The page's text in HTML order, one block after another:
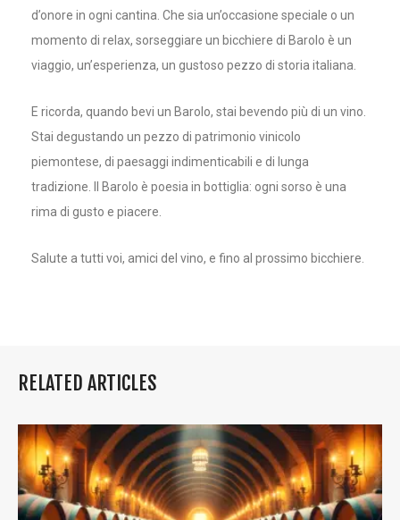
d’onore in ogni cantina. Che sia un’occasione speciale o un
momento di relax, sorseggiare un bicchiere di Barolo è un
viaggio, un’esperienza, un gustoso pezzo di storia italiana.
E ricorda, quando bevi un Barolo, stai bevendo più di un vino.
Stai degustando un pezzo di patrimonio vinicolo
piemontese, di paesaggi indimenticabili e di lunga
tradizione. Il Barolo è poesia in bottiglia: ogni sorso è una
rima di gusto e piacere.
Salute a tutti voi, amici del vino, e fino al prossimo bicchiere.
RELATED ARTICLES